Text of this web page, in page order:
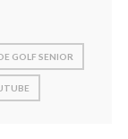
GOLF SENIOR